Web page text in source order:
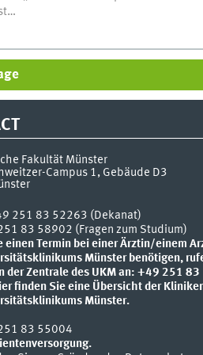
Fakultät Münster
Campus 1, Gebäude D3
251 83 52263 (Dekanat)
83 58902 (Fragen zum Studium)
einen Termin bei einer Ärztin/einem
Münster benötigen,
der Zentrale des UKM an: +49 251 83
finden Sie eine Übersicht der
Münster.
83 55004